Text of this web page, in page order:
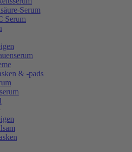
Serum
Serum
& -pads